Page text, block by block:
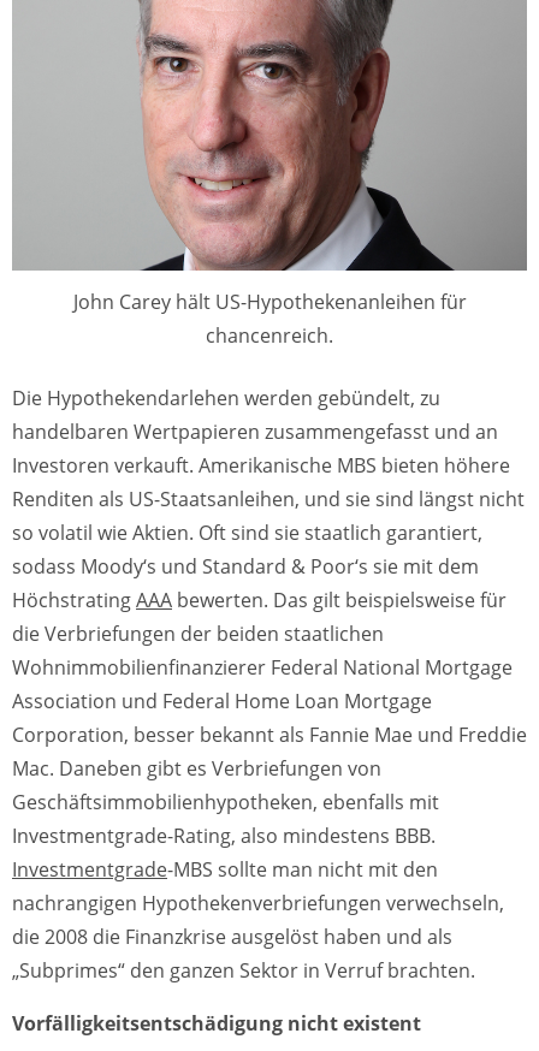
John Carey hält US-Hypothekenanleihen für
chancenreich.
Die Hypothekendarlehen werden gebündelt, zu
handelbaren Wertpapieren zusammengefasst und an
Investoren verkauft. Amerikanische MBS bieten höhere
Renditen als US-Staatsanleihen, und sie sind längst nicht
so volatil wie Aktien. Oft sind sie staatlich garantiert,
sodass Moody‘s und Standard & Poor‘s sie mit dem
HöchstratingAAA bewerten. Das gilt beispielsweise für
die Verbriefungen der beiden staatlichen
Wohnimmobilienfinanzierer Federal National Mortgage
Association und Federal Home Loan Mortgage
Corporation, besser bekannt als Fannie Mae und Freddie
Mac. Daneben gibt es Verbriefungen von
Geschäftsimmobilienhypotheken, ebenfalls mit
Investmentgrade-Rating, also mindestens BBB.
Investmentgrade-MBS sollte man nicht mit den
nachrangigen Hypothekenverbriefungen verwechseln,
die 2008 die Finanzkrise ausgelöst haben und als
„Subprimes“ den ganzen Sektor in Verruf brachten.
Vorfälligkeitsentschädigung nicht existent